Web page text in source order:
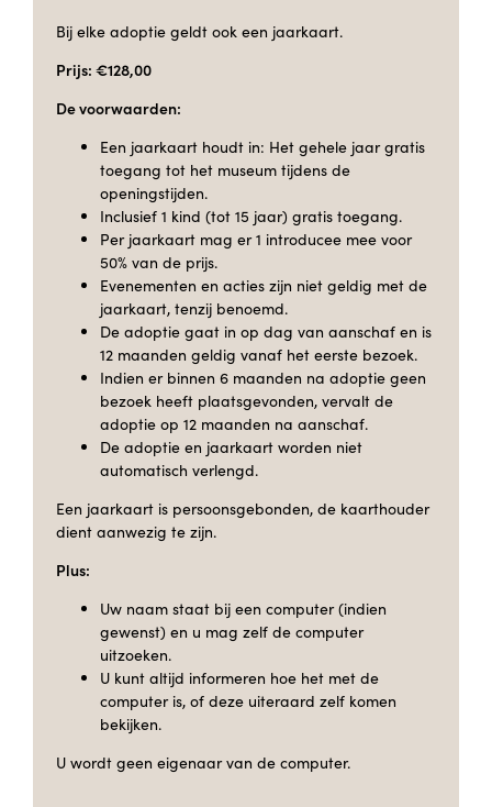
Bij elke adoptie geldt ook een jaarkaart.
Prijs: €128,00
De voorwaarden:
Een jaarkaart houdt in: Het gehele jaar gratis
toegang tot het museum tijdens de
openingstijden.
Inclusief 1 kind (tot 15 jaar) gratis toegang.
Per jaarkaart mag er 1 introducee mee voor
50% van de prijs.
Evenementen en acties zijn niet geldig met de
jaarkaart, tenzij benoemd.
De adoptie gaat in op dag van aanschaf en is
12 maanden geldig vanaf het eerste bezoek.
Indien er binnen 6 maanden na adoptie geen
bezoek heeft plaatsgevonden, vervalt de
adoptie op 12 maanden na aanschaf.
De adoptie en jaarkaart worden niet
automatisch verlengd.
Een jaarkaart is persoonsgebonden, de kaarthouder
dient aanwezig te zijn.
Plus:
Uw naam staat bij een computer (indien
gewenst) en u mag zelf de computer
uitzoeken.
U kunt altijd informeren hoe het met de
computer is, of deze uiteraard zelf komen
bekijken.
U wordt geen eigenaar van de computer.